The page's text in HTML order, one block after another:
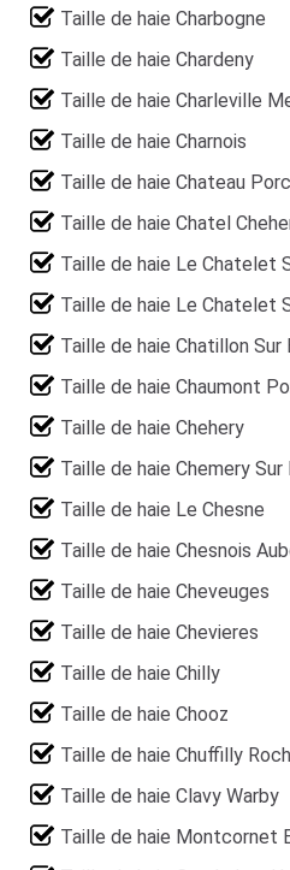
Taille de haie Charbogne
Taille de haie Chardeny
Taille de haie Charleville
Taille de haie Charnois
Taille de haie Chateau
Taille de haie Chatel
Taille de haie Le Chatelet
Taille de haie Le Chatelet
Taille de haie Chatillon Sur
Taille de haie Chaumont
Taille de haie Chehery
Taille de haie Chemery Sur
Taille de haie Le Chesne
Taille de haie Chesnois
Taille de haie Cheveuges
Taille de haie Chevieres
Taille de haie Chilly
Taille de haie Chooz
Taille de haie Chuffilly
Taille de haie Clavy Warby
Taille de haie Montcornet